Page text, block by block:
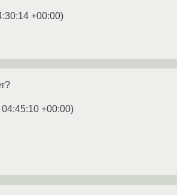
+00:00)
+00:00)